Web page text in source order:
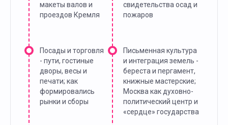
макеты валов и
проездов Кремля
Посады и торговля
- пути, гостиные
дворы, весы и
печати; как
формировались
рынки и сборы
свидетельства осад и
пожаров
Письменная культура
и интеграция земель -
береста и пергамент,
книжные мастерские;
Москва как духовно-
политический центр и
«сердце» государства